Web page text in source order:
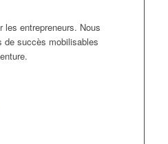
les entrepreneurs. Nous
succès mobilisables